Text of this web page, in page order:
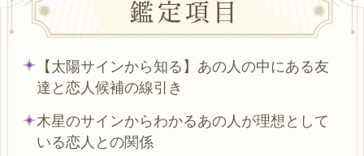
【太陽サインから知る】あの人の中にある友
達と恋人候補の線引き
木星のサインからわかるあの人が理想として
いる恋人との関係